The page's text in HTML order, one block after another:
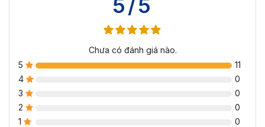
5/5
Chưa có đánh giá nào.
5
11
4
0
3
0
2
0
1
0